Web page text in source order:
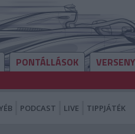
PONTÁLLÁSOK
PODCAST LIVE TIPPJÁTÉK